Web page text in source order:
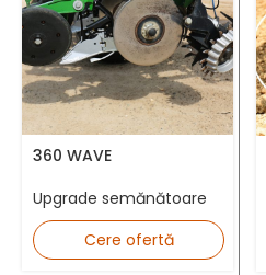
Adresă Email *
Județ *
360 WAVE
Upgrade semănătoare
Cere ofertă